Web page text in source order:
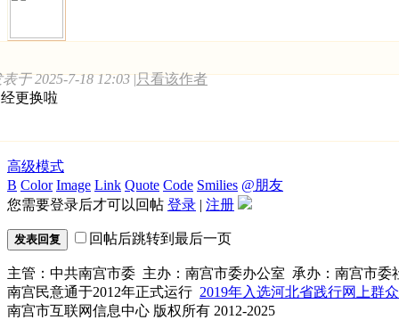
于 2025-7-18 12:03 |只看该作者
更换啦
高级模式
B Color Image Link Quote Code Smilies @朋友
您需要登录后才可以回帖 登录 | 注册
发表回复 回帖后跳转到最后一页
主管：中共南宫市委 主办：南宫市委办公室 承办：南宫市委
南宫民意通于2012年正式运行 2019年入选河北省践行网上群
南宫市互联网信息中心 版权所有 2012-2025